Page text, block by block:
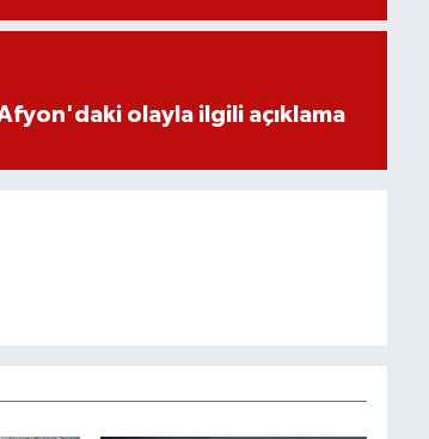
olayla ilgili açıklama